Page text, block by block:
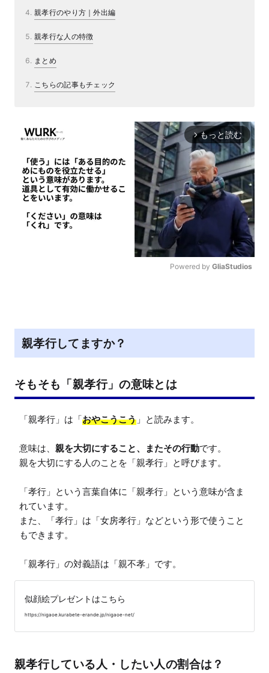
親孝行のやり方｜外出編
親孝行な人の特徴
まとめ
こちらの記事もチェック
arrow_forward_ios もっと読む
Powered by GliaStudios
親孝行してますか？
そもそも「親孝行」の意味とは
「親孝行」は「おやこうこう 」と読みます。
意味は、 親を大切にすること、またその行動です。
親を大切にする人のことを「親孝行」と呼びます。
「孝行」という言葉自体に「親孝行」という意味が含ま
れています。
また、「孝行」は「女房孝行」などという形で使うこと
もできます。
「親孝行」の対義語は「親不孝」です。
似顔絵プレゼントはこちら
https://nigaoe.kurabete-erande.jp/nigaoe-net/
親孝行している人・したい人の割合は？